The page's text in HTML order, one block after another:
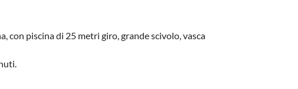
con piscina di 25 metri giro, grande scivolo, vasca